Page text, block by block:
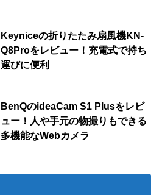
Keyniceの折りたたみ扇風機KN-
Q8Proをレビュー！充電式で持ち
運びに便利
BenQのideaCam S1 Plusをレビ
ュー！人や手元の物撮りもできる
多機能なWebカメラ